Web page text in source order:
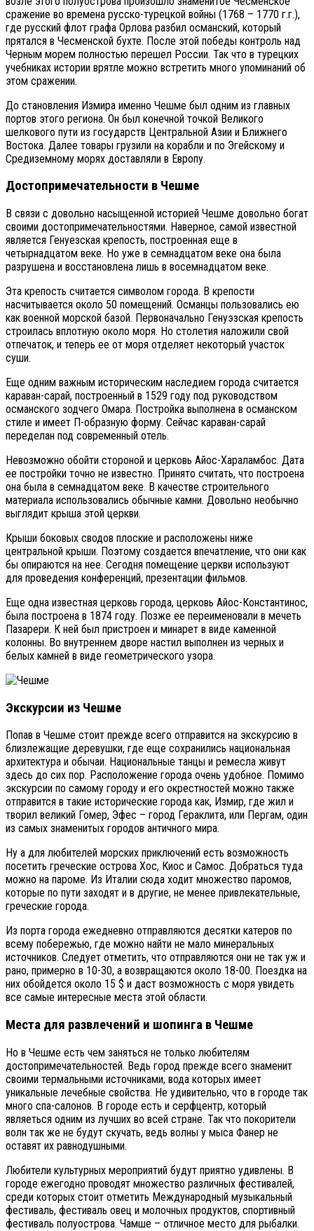
сражение во времена русско-турецкой войны (1768 – 1770 г.г.),
где русский флот графа Орлова разбил османский, который
прятался в Чесменской бухте. После этой победы контроль над
Черным морем полностью перешел России. Так что в турецких
учебниках истории врятле можно встретить много упоминаний об
этом сражении.
До становления Измира именно Чешме был одним из главных
портов этого региона. Он был конечной точкой Великого
шелкового пути из государств Центральной Азии и Ближнего
Востока. Далее товары грузили на корабли и по Эгейскому и
Средиземному морях доставляли в Европу.
Достопримечательности в Чешме
В связи с довольно насыщенной историей Чешме довольно богат
своими достопримечательностями. Наверное, самой известной
является Генуезская крепость, построенная еще в
четырнадцатом веке. Но уже в семнадцатом веке она была
разрушена и восстановлена лишь в восемнадцатом веке.
Эта крепость считается символом города. В крепости
насчитывается около 50 помещений. Османцы пользовались ею
как военной морской базой. Первоначально Генуэзская крепость
строилась вплотную около моря. Но столетия наложили свой
отпечаток, и теперь ее от моря отделяет некоторый участок
суши.
Еще одним важным историческим наследием города считается
караван-сарай, построенный в 1529 году под руководством
османского зодчего Омара. Постройка выполнена в османском
стиле и имеет П-образную форму. Сейчас караван-сарай
переделан под современный отель.
Невозможно обойти стороной и церковь Айос-Хараламбос. Дата
ее постройки точно не известно. Принято считать, что построена
она была в семнадцатом веке. В качестве строительного
материала использовались обычные камни. Довольно необычно
выглядит крыша этой церкви.
Крыши боковых сводов плоские и расположены ниже
центральной крыши. Поэтому создается впечатление, что они как
бы опираются на нее. Сегодня помещение церкви используют
для проведения конференций, презентации фильмов.
Еще одна известная церковь города, церковь Айос-Константинос,
была построена в 1874 году. Позже ее переименовали в мечеть
Пазарери. К ней был пристроен и минарет в виде каменной
колонны. Во внутреннем дворе настил выполнен из черных и
белых камней в виде геометрического узора.
Экскурсии из Чешме
Попав в Чешме стоит прежде всего отправится на экскурсию в
близлежащие деревушки, где еще сохранились национальная
архитектура и обычаи. Национальные танцы и ремесла живут
здесь до сих пор. Расположение города очень удобное. Помимо
экскурсии по самому городу и его окрестностей можно также
отправится в такие исторические города как, Измир, где жил и
творил великий Гомер, Эфес – город Гераклита, или Пергам, один
из самых знаменитых городов античного мира.
Ну а для любителей морских приключений есть возможность
посетить греческие острова Хос, Киос и Самос. Добраться туда
можно на пароме. Из Италии сюда ходит множество паромов,
которые по пути заходят и в другие, не менее привлекательные,
греческие города.
Из порта города ежедневно отправляются десятки катеров по
всему побережью, где можно найти не мало минеральных
источников. Следует отметить, что отправляются они не так уж и
рано, примерно в 10-30, а возвращаются около 18-00. Поездка на
них обойдется около 15 $ и даст возможность с моря увидеть
все самые интересные места этой области.
Места для развлечений и шопинга в Чешме
Но в Чешме есть чем заняться не только любителям
достопримечательностей. Ведь город прежде всего знаменит
своими термальными источниками, вода которых имеет
уникальные лечебные свойства. Не удивительно, что в городе так
много спа-салонов. В городе есть и серфцентр, который
являеться одним из лучших во всей стране. Так что покорители
волн так же не будут скучать, ведь волны у мыса Фанер не
оставят их равнодушными.
Любители культурных мероприятий будут приятно удивлены. В
городе ежегодно проводят множество различных фестивалей,
среди которых стоит отметить Международный музыкальный
фестиваль, фестиваль овец и молочных продуктов, спортивный
фестиваль полуострова. Чамше – отличное место для рыбалки.